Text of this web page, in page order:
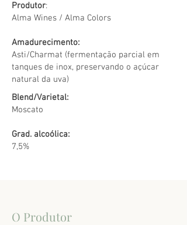
Produtor:
Alma Wines / Alma Colors
Amadurecimento:
Asti/Charmat (fermentação parcial em
tanques de inox, preservando o açúcar
natural da uva)
Blend/Varietal:
Moscato
Grad. alcoólica:
7,5%
O Produtor